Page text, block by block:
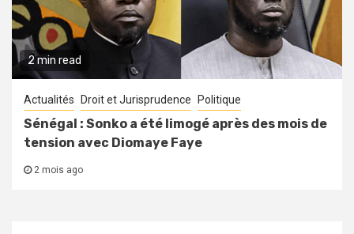
2 min read
Actualités Droit et Jurisprudence Politique
Sénégal : Sonko a été limogé après des mois de
tension avec Diomaye Faye
2 mois ago